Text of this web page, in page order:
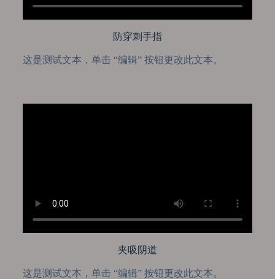
防穿刺手指
这是测试文本，单击 “编辑” 按钮更改此文本。
夹吸阴道
这是测试文本，单击 “编辑” 按钮更改此文本。